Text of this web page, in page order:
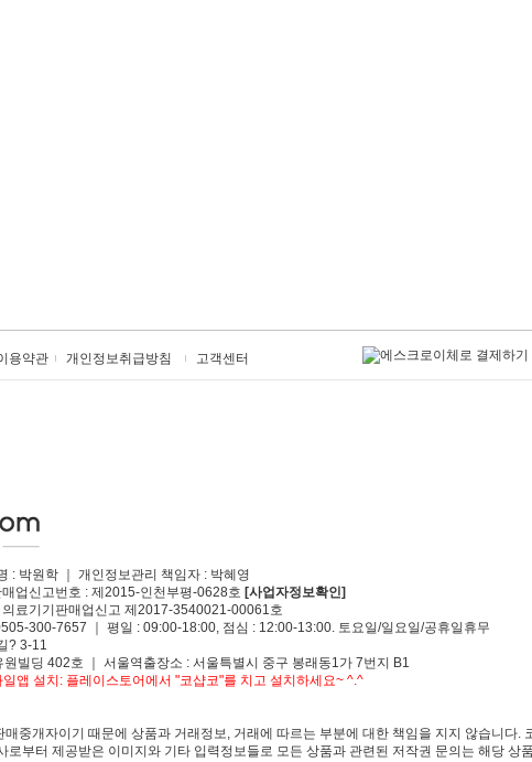
용약관 개인정보취급방침 고객센터
: 박원학 ｜ 개인정보관리 책임자 : 박혜영
업신고번호 : 제2015-인천부평-0628호 [사업자정보확인]
료기기판매업신고 제2017-3540021-00061호
300-7657 ｜ 평일 : 09:00-18:00, 점심 : 12:00-13:00. 토요일/일요일/공휴일휴무
? 3-11
빌딩 402호 ｜ 서울역출장소 : 서울특별시 중구 봉래동1가 7번지 B1
일앱 설치: 플레이스토어에서 "코샵코"를 치고 설치하세요~ ^.^
중개자이기 때문에 상품과 거래정보, 거래에 따르는 부분에 대한 책임을 지지 않습니다.
로부터 제공받은 이미지와 기타 입력정보들로 모든 상품과 관련된 저작권 문의는 해당 상